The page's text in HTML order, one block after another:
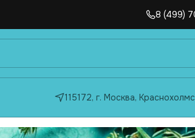
8 (499)
115172, г. Москва,